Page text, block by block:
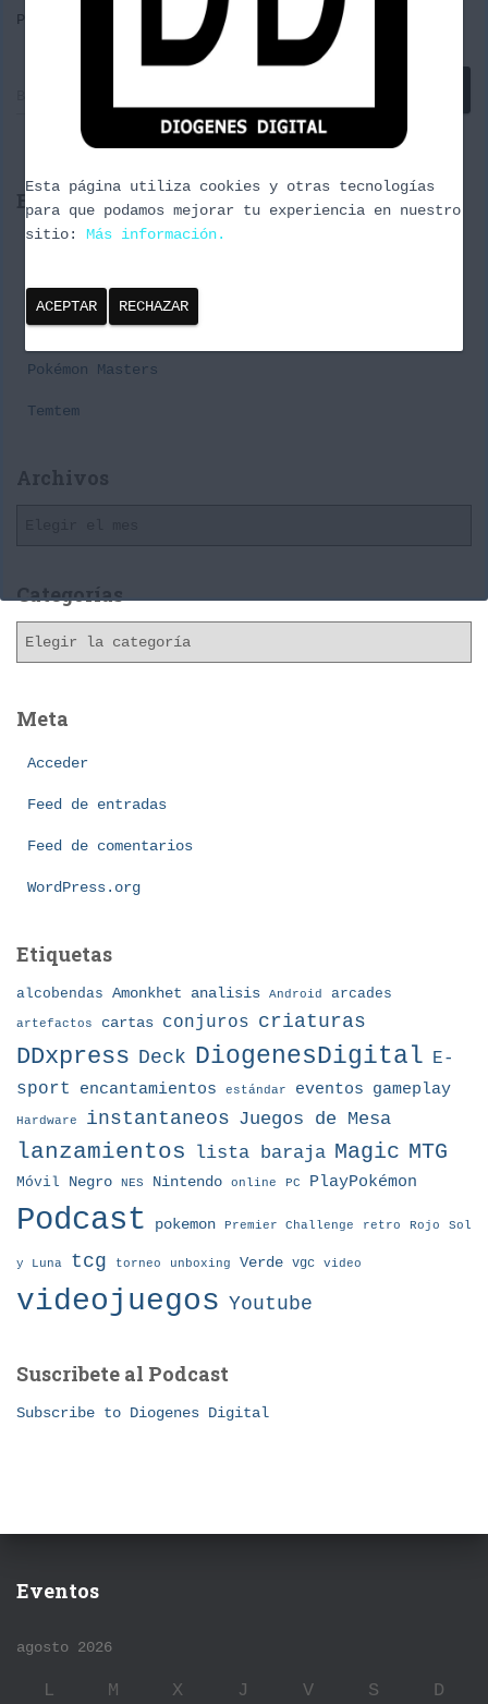
Por
9 años
r
Entradas recientes
Episodio 3 Naturaleza Urbana
Premier Challenge Pabellon#1 Spring Series
Pokémon Masters
Temtem
Archivos
h
o
Categorías
g
Meta
Acceder
Feed de entradas
Feed de comentarios
WordPress.org
Etiquetas
alcobendas Amonkhet analisis Android arcades
artefactos cartas conjuros criaturas
DDxpress Deck DiogenesDigital E-
sport
encantamientos estándar eventos gameplay
Hardware instantaneos Juegos de Mesa
lanzamientos lista baraja Magic MTG
Móvil Negro NES Nintendo online PC PlayPokémon
Podcast pokemon Premier Challenge retro Rojo Sol
y Luna tcg torneo unboxing Verde vgc video
videojuegos Youtube
Suscribete al Podcast
Subscribe to Diogenes Digital
Eventos
agosto 2026
L M X J V S D
Esta página utiliza cookies y otras tecnologías
para que podamos mejorar tu experiencia en nuestro
sitio: Más información.
ACEPTAR RECHAZAR